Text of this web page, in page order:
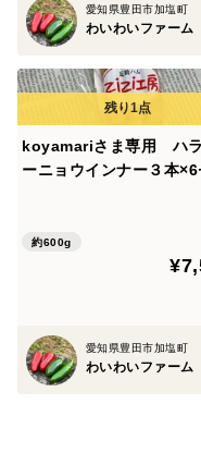
愛知県豊田市加塩町
わいわいファーム
koyamariさま専用 ハ
ーニョウインナー３本×6
ーニョにんにく2セット
約600g
愛知県豊田市加塩町
わいわいファーム